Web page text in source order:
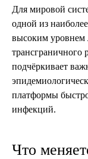
Для мировой
одной из
высоким уровнем
трансграничного
подчёркивает
платформы
инфекций.
Что